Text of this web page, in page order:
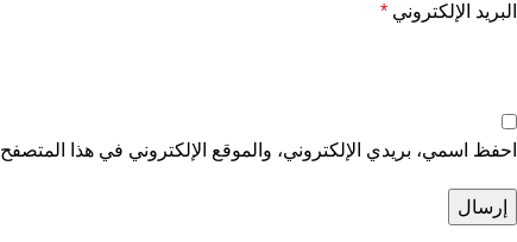
البريد الإلكتروني *
احفظ اسمي، بريدي الإلكتروني، والموقع الإلكتروني في هذا